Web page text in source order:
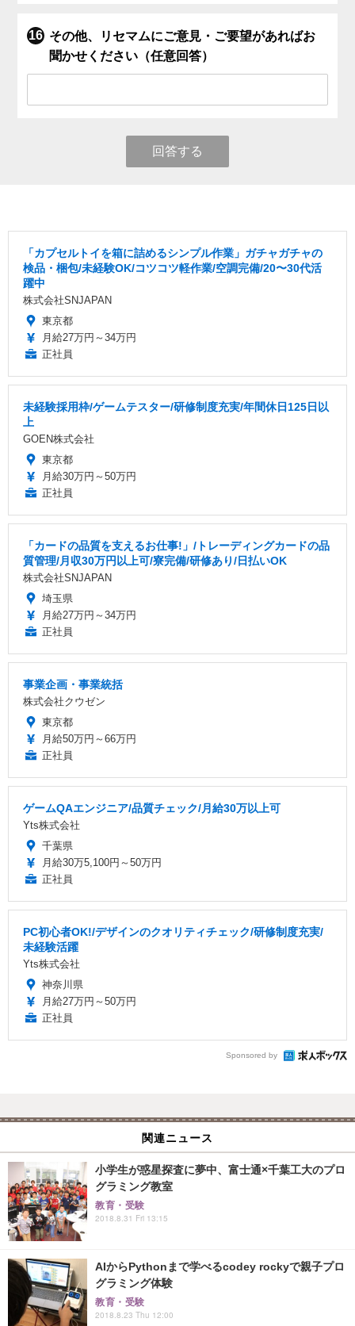
その他、リセマムにご意見・ご要望があればお
聞かせください（任意回答）
回答する
「カプセルトイを箱に詰めるシンプル作業」ガチャガチャの
検品・梱包/未経験OK/コツコツ軽作業/空調完備/20〜30代活
躍中
株式会社SNJAPAN
東京都
月給27万円～34万円
正社員
未経験採用枠/ゲームテスター/研修制度充実/年間休日125日以
上
GOEN株式会社
東京都
月給30万円～50万円
正社員
「カードの品質を支えるお仕事!」/トレーディングカードの品
質管理/月収30万円以上可/寮完備/研修あり/日払いOK
株式会社SNJAPAN
埼玉県
月給27万円～34万円
正社員
事業企画・事業統括
株式会社クウゼン
東京都
月給50万円～66万円
正社員
ゲームQAエンジニア/品質チェック/月給30万以上可
Yts株式会社
千葉県
月給30万5,100円～50万円
正社員
PC初心者OK!/デザインのクオリティチェック/研修制度充実/
未経験活躍
Yts株式会社
神奈川県
月給27万円～50万円
正社員
Sponsored by
関連ニュース
小学生が惑星探査に夢中、富士通×千葉工大のプロ
グラミング教室
教育・受験
2018.8.31 Fri 13:15
AIからPythonまで学べるcodey rockyで親子プロ
グラミング体験
教育・受験
2018.8.23 Thu 12:00